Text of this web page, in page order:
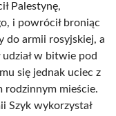
Palestynę,
i powrócił broniąc
do armii rosyjskiej, a
w bitwie pod
się jednak uciec z
rodzinnym mieście.
Szyk wykorzystał